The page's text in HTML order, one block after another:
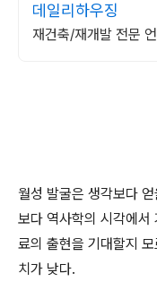
데일리하우징
재건축/재개발 전문
월성 발굴은 생각보다
보다 역사학의 시각에서
료의 출현을 기대할지
치가 낮다.